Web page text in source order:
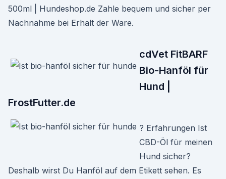
500ml | Hundeshop.de Zahle bequem und sicher per
Nachnahme bei Erhalt der Ware.
cdVet FitBARF
Bio-Hanföl für
Hund |
FrostFutter.de
? Erfahrungen Ist
CBD-Öl für meinen
Hund sicher?
Deshalb wirst Du Hanföl auf dem Etikett sehen. Es